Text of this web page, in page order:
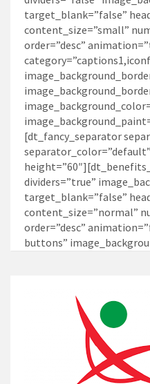
target_blank=”false”
content_size=”small”
order=”desc”
[dt_fancy_separator
dividers=”true”
target_blank=”false”
content_size=”normal”
order=”desc”
buttons”